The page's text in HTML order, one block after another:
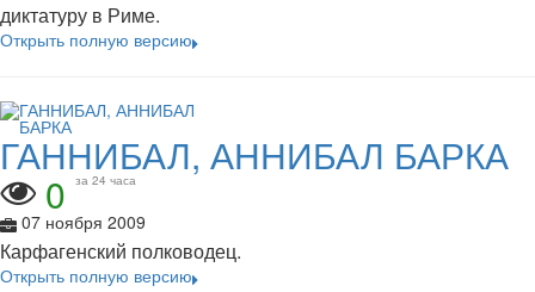
диктатуру в Риме.
Открыть полную версию
ГАННИБАЛ, АННИБАЛ БАРКА
0 за 24 часа
07 ноября 2009
Карфагенский полководец.
Открыть полную версию